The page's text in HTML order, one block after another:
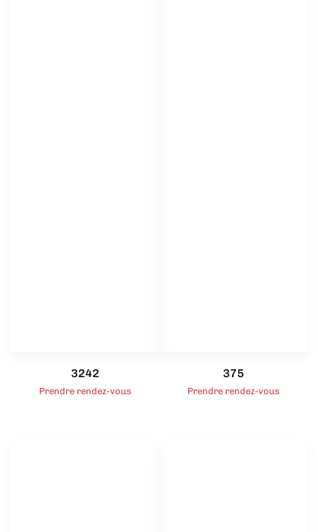
3242
Prendre rendez-vous
375
Prendre rendez-vous